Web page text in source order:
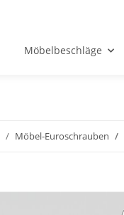
Möbelbeschläge
Möbel-Euroschrauben